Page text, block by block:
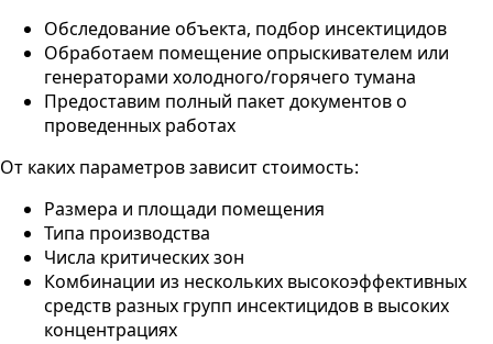
Обследование объекта, подбор инсектицидов
Обработаем помещение опрыскивателем или
генераторами холодного/горячего тумана
Предоставим полный пакет документов о
проведенных работах
От каких параметров зависит стоимость:
Размера и площади помещения
Типа производства
Числа критических зон
Комбинации из нескольких высокоэффективных
средств разных групп инсектицидов в высоких
концентрациях